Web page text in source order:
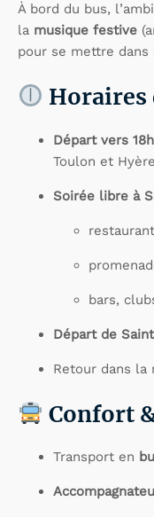
À bord du bus,
la musique festive
pour se mettre dans
Horaires
Départ vers
Toulon et
Soirée libre à
bars,
Départ de
Retour dans
Confort
Transport en